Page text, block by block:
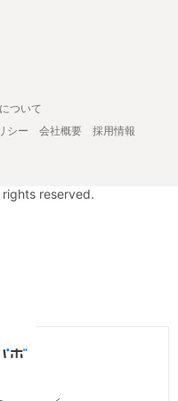
ついて
シー 会社概要
採用情報
reserved.